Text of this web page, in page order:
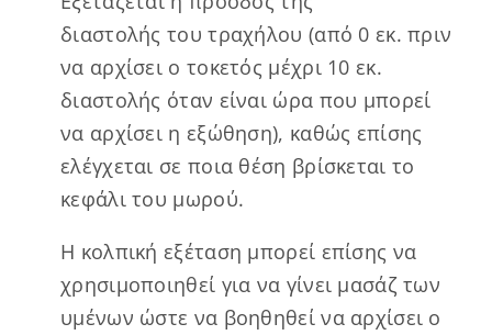
διαστολής του τραχήλου (από 0 εκ. πριν
να αρχίσει ο τοκετός μέχρι 10 εκ.
διαστολής όταν είναι ώρα που μπορεί
να αρχίσει η εξώθηση), καθώς επίσης
ελέγχεται σε ποια θέση βρίσκεται το
κεφάλι του μωρού.
Η κολπική εξέταση μπορεί επίσης να
χρησιμοποιηθεί για να γίνει μασάζ των
υμένων ώστε να βοηθηθεί να αρχίσει ο